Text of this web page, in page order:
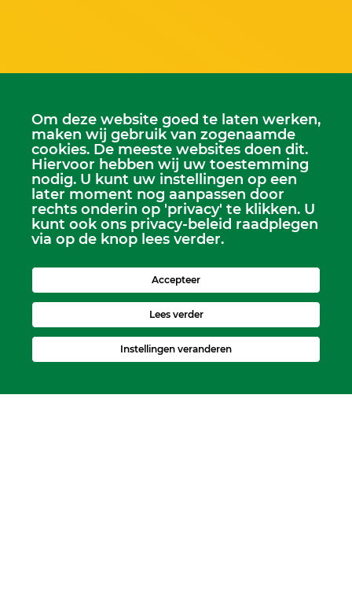
Scriba
Dhr. Leen Kruithof
scriba@kerkheerjansdam.nl
Om deze website goed te laten werken,
maken wij gebruik van zogenaamde
cookies. De meeste websites doen dit.
Hiervoor hebben wij uw toestemming
nodig. U kunt uw instellingen op een
later moment nog aanpassen door
rechts onderin op 'privacy' te klikken. U
kunt ook ons privacy-beleid raadplegen
via op de knop lees verder.
Accepteer
Lees verder
Instellingen veranderen